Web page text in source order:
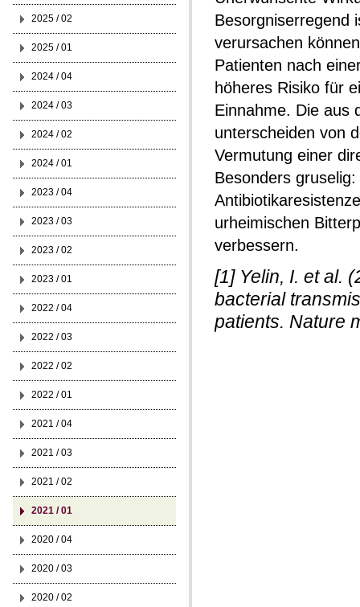
Besorgniserregend
verursachen
Patienten nach
höheres Risiko für
Einnahme. Die aus
unterscheiden von
Vermutung einer
Besonders
urheimischen
verbessern.
[1] Yelin, I. et al.
bacterial
patients. Nature
2025 / 02
2025 / 01
2024 / 04
2024 / 03
2024 / 02
2024 / 01
2023 / 04
2023 / 03
2023 / 02
2023 / 01
2022 / 04
2022 / 03
2022 / 02
2022 / 01
2021 / 04
2021 / 03
2021 / 02
2021 / 01
2020 / 04
2020 / 03
2020 / 02